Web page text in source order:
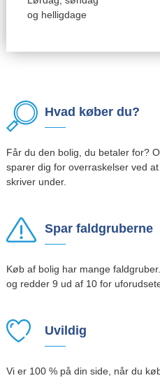
og helligdage
Hvad køber du?
Får du den bolig, du betaler for?
sparer dig for overraskelser ved
skriver under.
Spar faldgruberne
Køb af bolig har mange
og redder 9 ud af 10 for
Uvildig
Vi er 100 % på din side, når du